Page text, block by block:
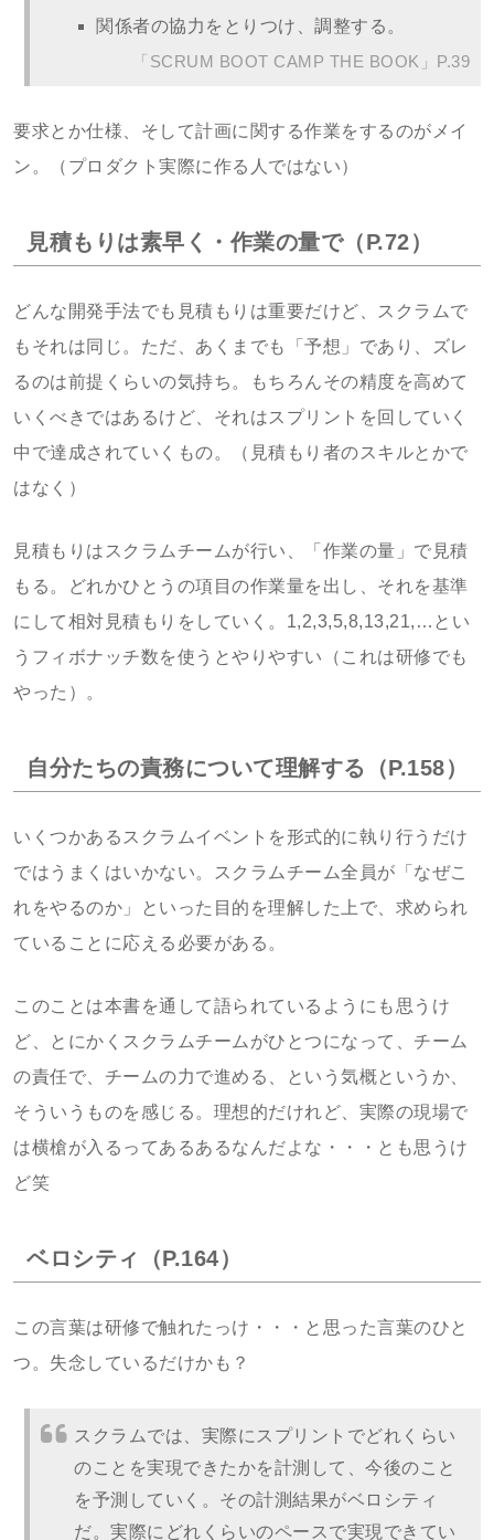
関係者の協力をとりつけ、調整する。
「SCRUM BOOT CAMP THE BOOK」P.39
要求とか仕様、そして計画に関する作業をするのがメイ
ン。（プロダクト実際に作る人ではない）
見積もりは素早く・作業の量で（P.72）
どんな開発手法でも見積もりは重要だけど、スクラムで
もそれは同じ。ただ、あくまでも「予想」であり、ズレ
るのは前提くらいの気持ち。もちろんその精度を高めて
いくべきではあるけど、それはスプリントを回していく
中で達成されていくもの。（見積もり者のスキルとかで
はなく）
見積もりはスクラムチームが行い、「作業の量」で見積
もる。どれかひとうの項目の作業量を出し、それを基準
にして相対見積もりをしていく。1,2,3,5,8,13,21,…とい
うフィボナッチ数を使うとやりやすい（これは研修でも
やった）。
自分たちの責務について理解する（P.158）
いくつかあるスクラムイベントを形式的に執り行うだけ
ではうまくはいかない。スクラムチーム全員が「なぜこ
れをやるのか」といった目的を理解した上で、求められ
ていることに応える必要がある。
このことは本書を通して語られているようにも思うけ
ど、とにかくスクラムチームがひとつになって、チーム
の責任で、チームの力で進める、という気概というか、
そういうものを感じる。理想的だけれど、実際の現場で
は横槍が入るってあるあるなんだよな・・・とも思うけ
ど笑
ベロシティ（P.164）
この言葉は研修で触れたっけ・・・と思った言葉のひと
つ。失念しているだけかも？
スクラムでは、実際にスプリントでどれくらい
のことを実現できたかを計測して、今後のこと
を予測していく。その計測結果がベロシティ
だ。実際にどれくらいのペースで実現できてい